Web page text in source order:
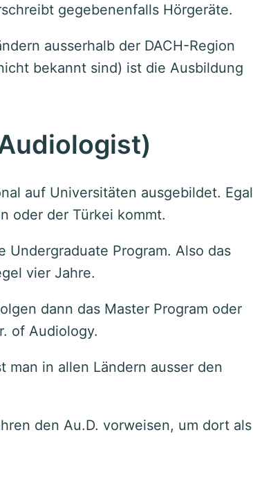
gegebenenfalls Hörgeräte.
ausserhalb der DACH-Region
bekannt sind) ist die Ausbildung
auf Universitäten ausgebildet. Egal
oder der Türkei kommt.
Undergraduate Program. Also das
vier Jahre.
dann das Master Program oder
of Audiology.
in allen Ländern ausser den
den Au.D. vorweisen, um dort als